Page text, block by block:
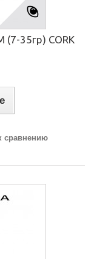
(7-35гр) CORK
сравнению